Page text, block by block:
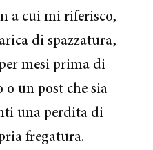
a cui mi riferisco,
di spazzatura,
mesi prima di
un post che sia
una perdita di
fregatura.